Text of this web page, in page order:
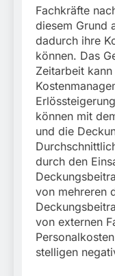
Fachkräfte
diesem Grund
dadurch ihre
können. Das
Zeitarbeit
können mit
und die
durch den
von mehreren
von externen
stelligen